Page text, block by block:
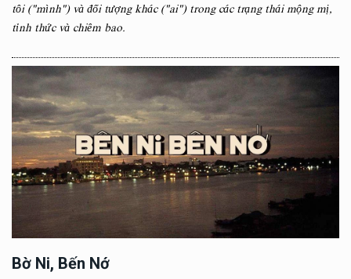
tôi ("mình") và đối tượng khác ("ai") trong các trạng thái mộng mị,
tỉnh thức và chiêm bao.
Bờ Ni, Bến Nớ